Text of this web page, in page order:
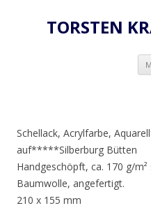
TORSTEN
Schellack, Acrylfarbe,
auf*****Silberburg Bütten
Handgeschöpft, ca. 170 g/
Baumwolle, angefertigt.
210 x 155 mm